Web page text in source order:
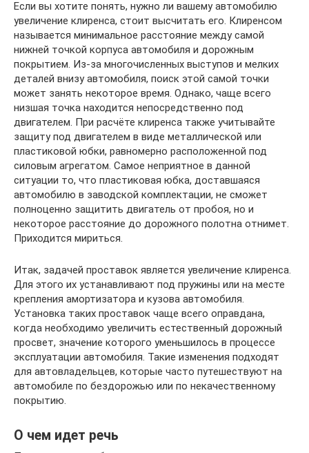
Если вы хотите понять, нужно ли вашему автомобилю
увеличение клиренса, стоит высчитать его. Клиренсом
называется минимальное расстояние между самой
нижней точкой корпуса автомобиля и дорожным
покрытием. Из-за многочисленных выступов и мелких
деталей внизу автомобиля, поиск этой самой точки
может занять некоторое время. Однако, чаще всего
низшая точка находится непосредственно под
двигателем. При расчёте клиренса также учитывайте
защиту под двигателем в виде металлической или
пластиковой юбки, равномерно расположенной под
силовым агрегатом. Самое неприятное в данной
ситуации то, что пластиковая юбка, доставшаяся
автомобилю в заводской комплектации, не сможет
полноценно защитить двигатель от пробоя, но и
некоторое расстояние до дорожного полотна отнимет.
Приходится мириться.
Итак, задачей проставок является увеличение клиренса.
Для этого их устанавливают под пружины или на месте
крепления амортизатора и кузова автомобиля.
Установка таких проставок чаще всего оправдана,
когда необходимо увеличить естественный дорожный
просвет, значение которого уменьшилось в процессе
эксплуатации автомобиля. Такие изменения подходят
для автовладельцев, которые часто путешествуют на
автомобиле по бездорожью или по некачественному
покрытию.
О чем идет речь